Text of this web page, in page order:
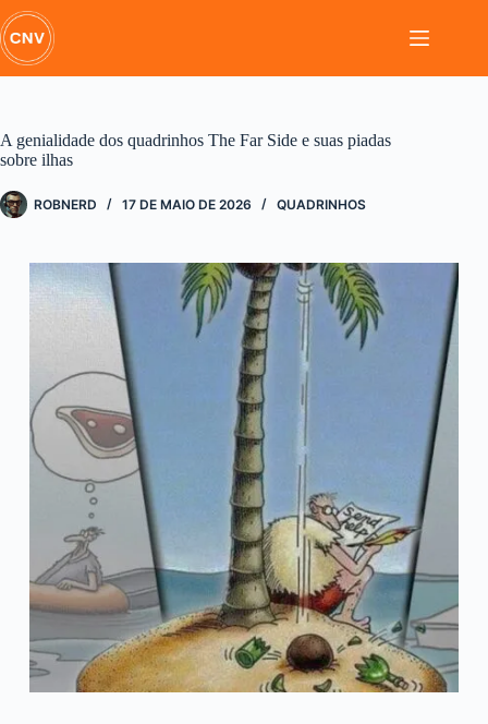
Pular
para
o
conteúdo
A genialidade dos quadrinhos The Far Side e suas piadas
sobre ilhas
ROBNERD 17 DE MAIO DE 2026 QUADRINHOS